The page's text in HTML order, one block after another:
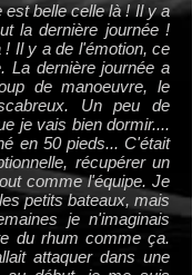
est belle celle là ! Il y a
la dernière journée !
Il y a de l'émotion, ce
La dernière journée a
de manoeuvre, le
Un peu de
je vais bien dormir....
en 50 pieds... C'était
récupérer un
comme l'équipe. Je
petits bateaux, mais
je n'imaginais
du rhum comme ça.
attaquer dans une